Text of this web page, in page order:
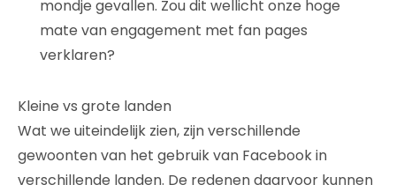
mondje gevallen. Zou dit wellicht onze hoge
mate van engagement met fan pages
verklaren?
Kleine vs grote landen
Wat we uiteindelijk zien, zijn verschillende
gewoonten van het gebruik van Facebook in
verschillende landen. De redenen daarvoor kunnen